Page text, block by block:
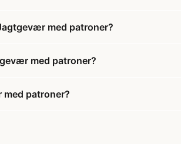
med patroner?
med patroner?
patroner?